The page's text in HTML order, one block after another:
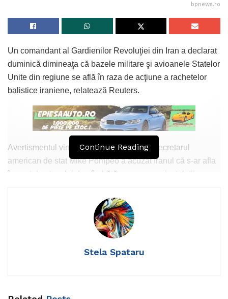
bpnews.ro
Un comandant al Gardienilor Revoluţiei din Iran a declarat
duminică dimineaţa că bazele militare şi avioanele Statelor
Unite din regiune se află în raza de acţiune a rachetelor
balistice iraniene, relatează Reuters.
Avertismentul vine la puține ore după ce secretarul
american de stat Mike Pompeo a acuzat Iranul că s-ar afla
în spatele atacului de sâmbătă asupra unor instalații
Mai multe clădiri ale uzinei de la Abiqaiq, una dintre cele
mai importante instalații de procesare a produselor
petroliere din Arabia Saudită, au fost ținta unui atac cu
drone, provocând un uriaș incendiu și scădere la jumătate
Continue Reading
Stela Spataru